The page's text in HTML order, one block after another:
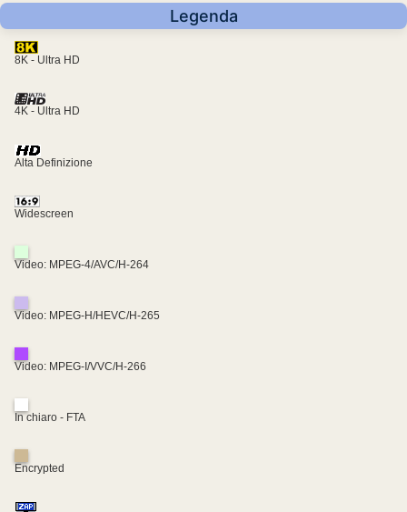
Legenda
8K - Ultra HD
4K - Ultra HD
Alta Definizione
Widescreen
Video: MPEG-4/AVC/H-264
Video: MPEG-H/HEVC/H-265
Video: MPEG-I/VVC/H-266
In chiaro - FTA
Encrypted